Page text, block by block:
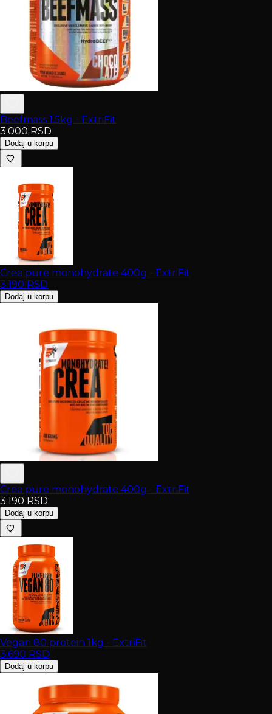
Beefmass 1.5kg - ExtriFit
3.000 RSD
Dodaj u korpu
Crea pure monohydrate 400g - ExtriFit
3.190 RSD
Dodaj u korpu
Crea pure monohydrate 400g - ExtriFit
3.190 RSD
Dodaj u korpu
Vegan 80 protein 1kg - ExtriFit
3.690 RSD
Dodaj u korpu